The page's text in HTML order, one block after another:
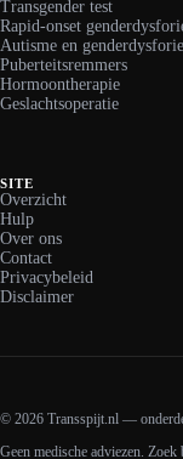
Transgender test
Rapid-onset
Autisme en genderdysforie
Puberteitsremmers
Hormoontherapie
Geslachtsoperatie
SITE
Overzicht
Hulp
Over ons
Contact
Privacybeleid
Disclaimer
© 2026 Transspijt.nl —
Geen medische adviezen.